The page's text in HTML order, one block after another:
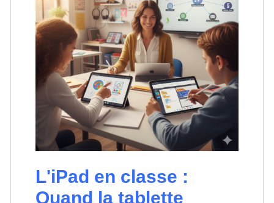
L'iPad en classe :
Quand la tablette